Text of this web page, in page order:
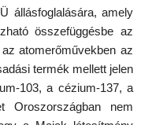
állásfoglalására, amely
összefüggésbe az
atomerőművekben az
termék mellett jelen
103, a cézium-137, a
Oroszországban nem